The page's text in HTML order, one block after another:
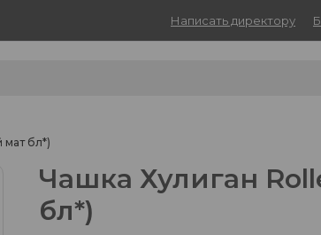
Написать директору
мат бл*)
Чашка Хулиган
бл*)